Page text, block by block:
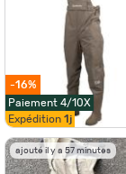
-16%
Paiement 4/10X
Expédition 1j
ajouté il y a 57 minutes